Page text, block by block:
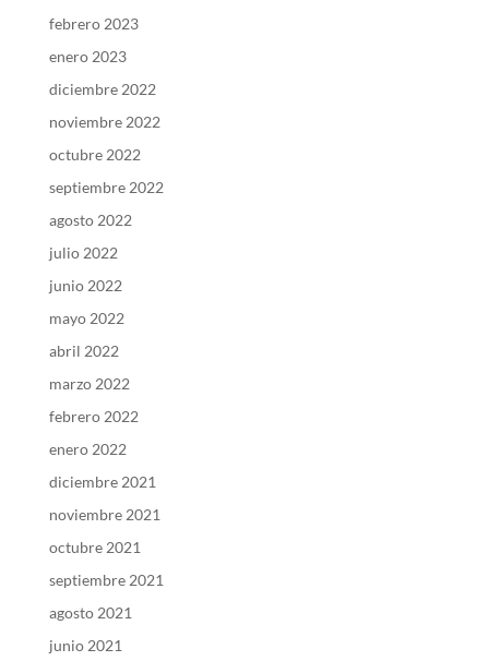
febrero 2023
enero 2023
diciembre 2022
noviembre 2022
octubre 2022
septiembre 2022
agosto 2022
julio 2022
junio 2022
mayo 2022
abril 2022
marzo 2022
febrero 2022
enero 2022
diciembre 2021
noviembre 2021
octubre 2021
septiembre 2021
agosto 2021
junio 2021